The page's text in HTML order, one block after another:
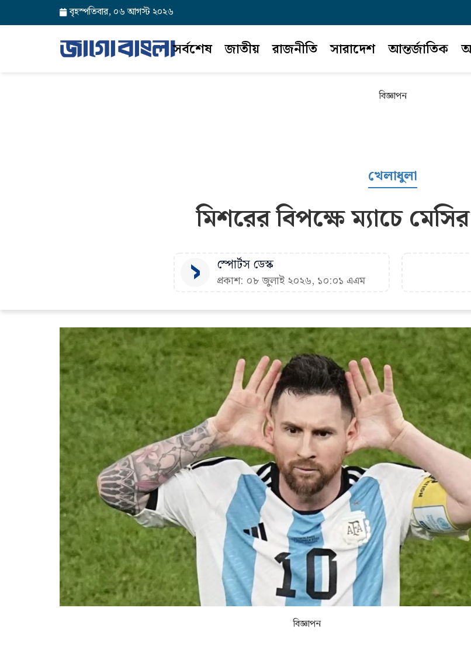
বৃহস্পতিবার, ০৬ আগস্ট ২০২৬
সর্বশেষ জাতীয় রাজনীতি সারাদেশ আন্তর্জাতিক
বিজ্ঞাপন
খেলাধুলা
মিশরের বিপক্ষে ম্যাচে
স্পোর্টস ডেস্ক
প্রকাশ: ০৮ জুলাই ২০২৬, ১০:০১ এএম
বিজ্ঞাপন